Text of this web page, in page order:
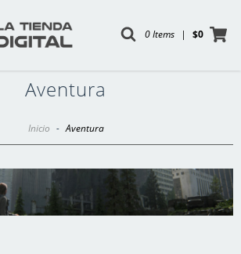
0 Items | $0
Aventura
Inicio - Aventura